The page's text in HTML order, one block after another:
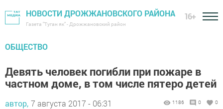
НОВОСТИ ДРОЖЖАНОВСКОГО РАЙОНА
Газета "Туган як" - Дрожжановский район
16+
ОБЩЕСТВО
Девять человек погибли при пожаре в
частном доме, в том числе пятеро детей
автор, 7 августа 2017 - 06:31 1186 0 0